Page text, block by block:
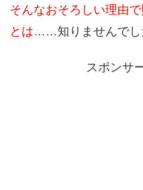
そんなおそろしい理由
とは……知りませんでし
スポンサ